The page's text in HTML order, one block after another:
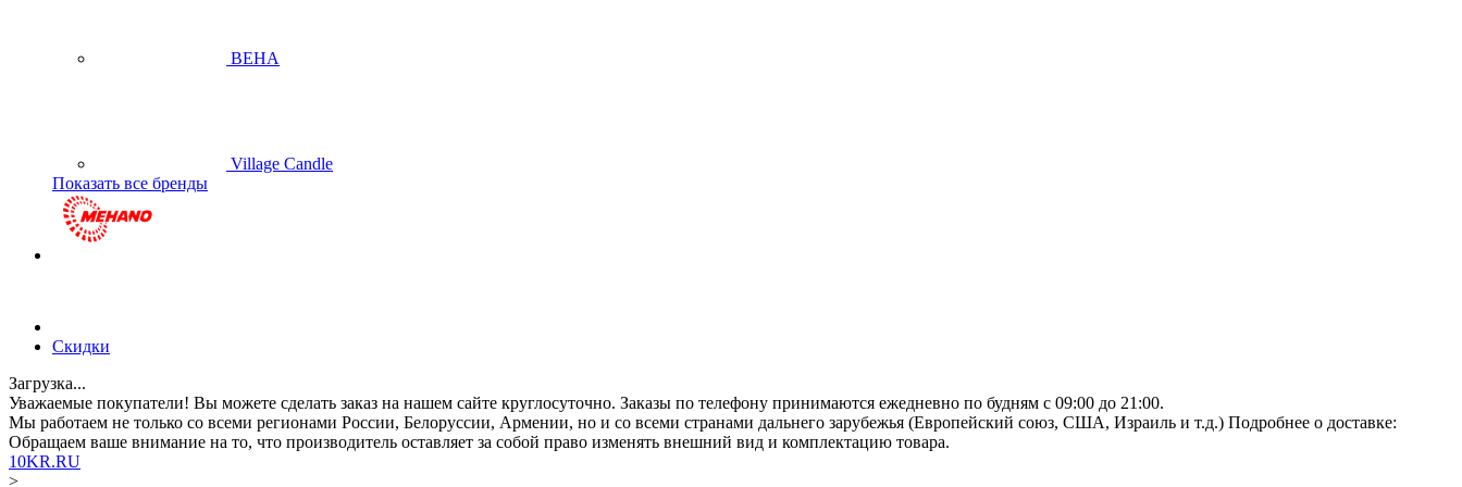
BEHA
Village Candle
Показать все бренды
Скидки
Загрузка...
Уважаемые покупатели! Вы можете сделать заказ на нашем сайте круглосуточно. Заказы по телефону принимаются ежедневно по будням с 09:00 до 21:00.
Мы работаем не только со всеми регионами России, Белоруссии, Армении, но и со всеми странами дальнего зарубежья (Европейский союз, США, Израиль и т.д.) Подробнее о доставке:
Обращаем ваше внимание на то, что производитель оставляет за собой право изменять внешний вид и комплектацию товара.
10KR.RU
>